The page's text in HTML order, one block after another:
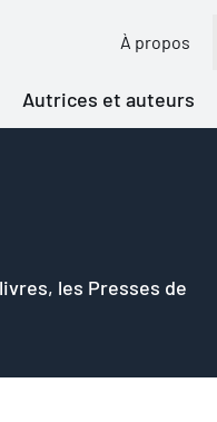
À propos
Autrices et auteurs
les Presses de